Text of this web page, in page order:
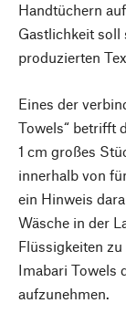
Handtüchern
Gastlichkeit soll
produzierten
Eines der
Towels“ betrifft
1 cm großes
innerhalb von
ein Hinweis
Wäsche in der
Flüssigkeiten
Imabari Towels
aufzunehmen.